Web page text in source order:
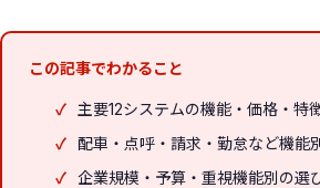
この記事でわかること
主要12システムの機能・価格・特
配車・点呼・請求・勤怠など機能
企業規模・予算・重視機能別の選